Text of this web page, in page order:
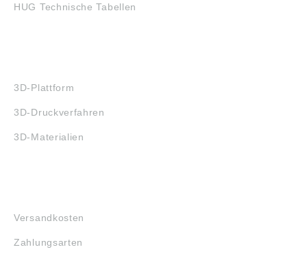
HUG Technische Tabellen
3D-Plattform
3D-Druckverfahren
3D-Materialien
Versandkosten
Zahlungsarten